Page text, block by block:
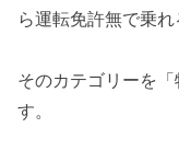
ら運転免許無で乗れ
そのカテゴリーを
す。